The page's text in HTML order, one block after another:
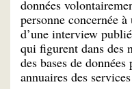
données
personne concernée
d’une interview
qui figurent dans des
des bases de
annuaires des